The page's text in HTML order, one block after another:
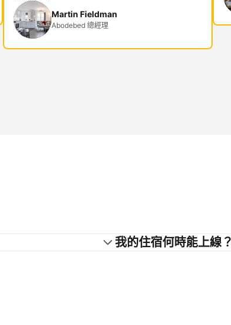
Martin Fieldman
Abodebed 總經理
我的住宿何時能上線？